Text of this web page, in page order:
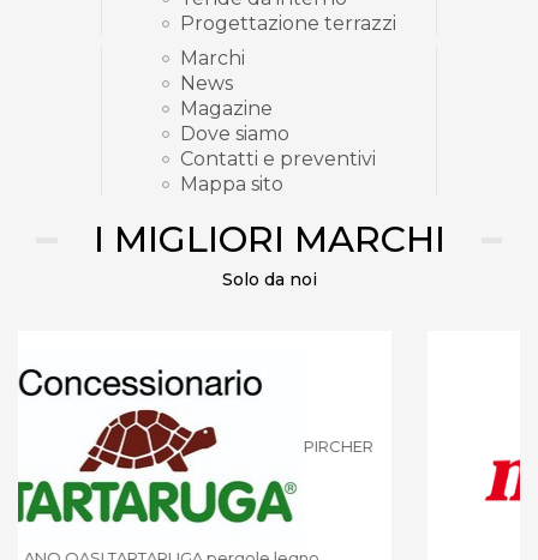
Progettazione terrazzi
Marchi
News
Magazine
Dove siamo
Contatti e preventivi
Mappa sito
I MIGLIORI MARCHI
Solo da noi